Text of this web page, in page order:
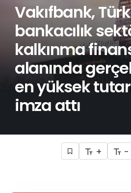
Vakıfbank, Türk
bankacılık
kalkınma
alanında
en yüksek
imza attı
+ -